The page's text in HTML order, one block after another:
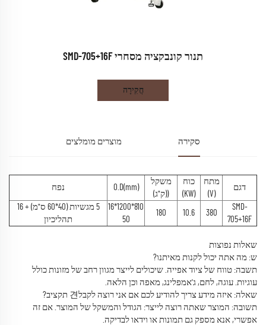
תנור קונבקציה מסחרי SMD-705+16F
חֲקִירָה
סקירה מוצרים מומלצים
דגם
מתח
(V)
כוח
(KW)
משקל
((ק"ג)
O.D(mm) נפח
SMD-
705+16F
380
10.6
180
810*1200*16
50
5 מגשיות (40*60 ס"מ) + 16
תהליכיון
שאלות נפוצות
ש: מה אתה יכול לקנות מאיתנו?
תשבה: טווח של ציוד אפייה. שיכולים לייצר מגוון רחב של מזונות כולל
עוגיות. עוגה, לחם, ג'אמפלינג, מאפה וכן הלאה.
שאלה: איזה מידע צריך להודיע לכם אם אני רוצה לקבל견 תקציב?
תשובה: המוצר שאתה רוצה לייצר: הגודל והמשקל של המוצר. אם זה
אפשרי, אנא מספק גם תמונות או וידאו לבדיקה.